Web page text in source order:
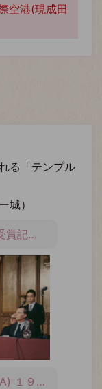
空港(現成田
る「テンプル
城）
テンプルトン賞受賞記念講演
開祖 (19790411A) １９７９年度テンプルトン賞受賞記念講演会